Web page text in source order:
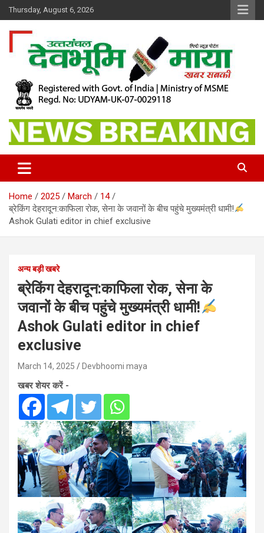
Skip
to
content
Thursday, August 6, 2026
Dev Bhoomi Maya
Home 2025 March
14
ब्रेकिंग देहरादून:काफिला रोक, सेना के जवानों के बीच पहुंचे मुख्यमंत्री धामी!
Ashok Gulati editor in chief exclusive
अन्य बड़ी खबरे
ब्रेकिंग देहरादून:काफिला रोक, सेना के
जवानों के बीच पहुंचे मुख्यमंत्री धामी!
Ashok Gulati editor in chief
exclusive
March 14, 2025 Devbhoomi maya
खबर शेयर करें -